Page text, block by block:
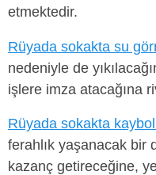
etmektedir.
Rüyada sokakta su
nedeniyle de
işlere imza atacağına
Rüyada sokakta
ferahlık yaşanacak bir
kazanç getireceğine,